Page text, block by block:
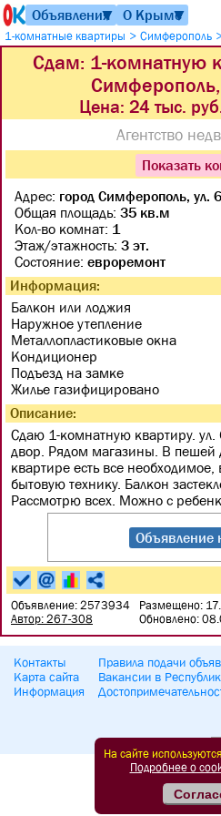
Объявления
▼ О Крыме
▼
1-комнатные квартиры > Симферополь
Сдам: 1-комнатную
Симферополь,
Цена: 24 тыс.
Агентство
Показать
Адрес: город Симферополь, ул.
Общая площадь:35 кв.м
Кол-во комнат: 1
Этаж/этажность:3 эт.
Состояние:евроремонт
Информация:
Балкон или лоджия
Наружное утепление
Металлопластиковые окна
Кондиционер
Подъезд на замке
Жилье газифицировано
Описание:
Сдаю 1-комнатную квартиру. ул.
двор. Рядом магазины. В пешей
квартире есть все необходимое,
бытовую технику. Балкон
Рассмотрю всех. Можно с
Объявление
Объявление: 2573934
Автор: 267-308
Размещено:
Обновлено:
Контакты
Карта сайта
Информация
Правила подачи
Вакансии в
На сайте
Подробнее о